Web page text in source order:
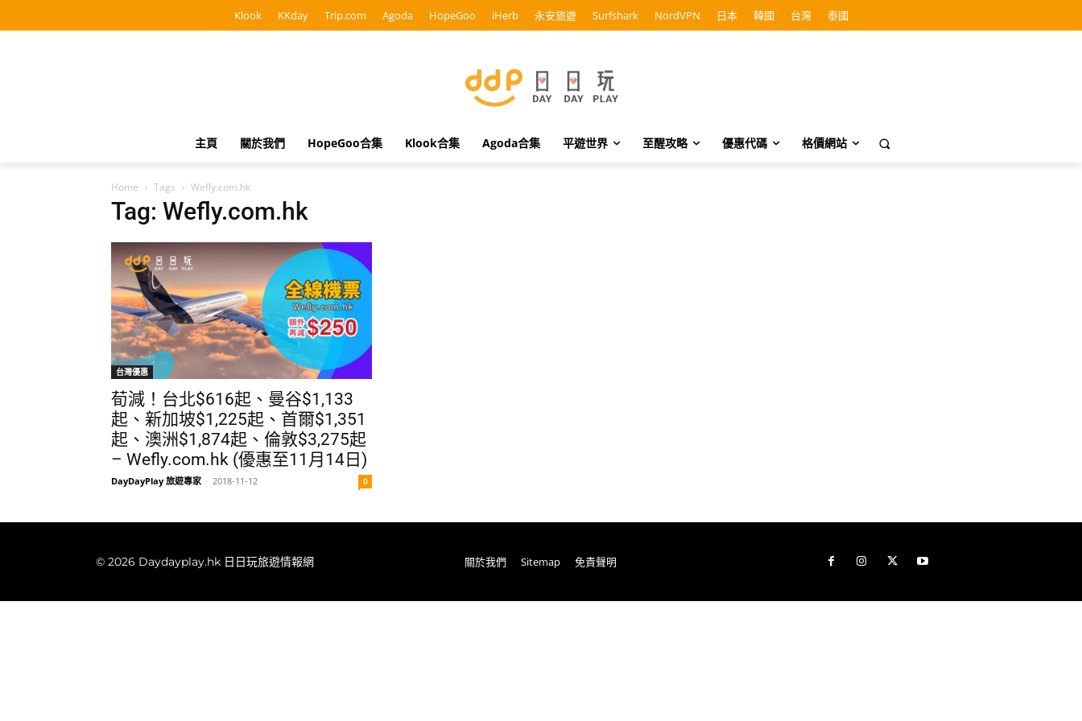
Klook KKday Trip.com Agoda HopeGoo iHerb 永安旅遊 Surfshark NordVPN 日本 韓國 台灣 泰國
主頁 關於我們 HopeGoo合集 Klook合集 Agoda合集 平遊世界 至醒攻略 優惠代碼 格價網站
Home Tags Wefly.com.hk
Tag: Wefly.com.hk
台灣優惠
荀減！台北$616起、曼谷$1,133
起、新加坡$1,225起、首爾$1,351
起、澳洲$1,874起、倫敦$3,275起
– Wefly.com.hk (優惠至11月14日)
DayDayPlay 旅遊專家 - 2018-11-12 0
© 2026 Daydayplay.hk 日日玩旅遊情報網 關於我們 Sitemap 免責聲明